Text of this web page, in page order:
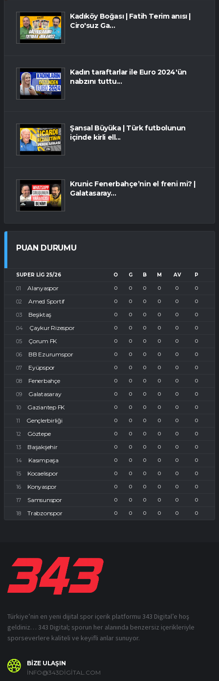
Kadıköy Boğası | Fatih Terim anısı |
Ciro'suz Ga...
Kadın taraftarlar ile Euro 2024'ün
nabzını tuttu...
Şansal Büyüka | Türk futbolunun
içinde kirli ell...
Krunic Fenerbahçe’nin el freni mi? |
Galatasaray...
PUAN DURUMU
SUPER LIG 25/26 O G B M AV P
Alanyaspor 0 0 0 0 0 0
Amed Sportif 0 0 0 0 0 0
Beşiktaş 0 0 0 0 0 0
Çaykur Rizespor 0 0 0 0 0 0
Çorum FK 0 0 0 0 0 0
BB Ezurumspor 0 0 0 0 0 0
Eyüpspor 0 0 0 0 0 0
Fenerbahçe 0 0 0 0 0 0
Galatasaray 0 0 0 0 0 0
Gaziantep FK 0 0 0 0 0 0
Gençlerbirliği 0 0 0 0 0 0
Göztepe 0 0 0 0 0 0
Başakşehir 0 0 0 0 0 0
Kasımpaşa 0 0 0 0 0 0
Kocaelispor 0 0 0 0 0 0
Konyaspor 0 0 0 0 0 0
Samsunspor 0 0 0 0 0 0
Trabzonspor 0 0 0 0 0 0
Türkiye’nin en yeni dijital spor içerik platformu 343 Digital’e hoş
geldiniz… 343 Digital; sporun her alanında benzersiz içerikleriyle
sporseverlere kaliteli ve keyifli anlar sunuyor.
BİZE ULAŞIN
INFO@343DIGITAL.COM